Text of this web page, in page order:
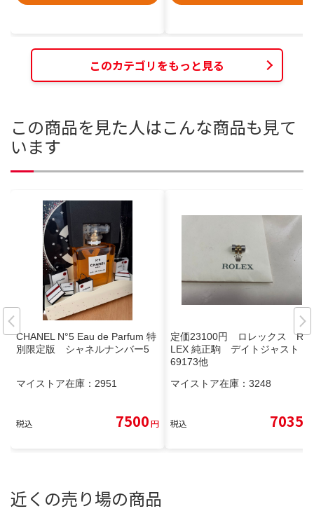
このカテゴリをもっと見る
この商品を見た人はこんな商品も見て
います
CHANEL N°5 Eau de Parfum 特
別限定版 シャネルナンバー5
マイストア在庫： 2951
税込 7500円
定価23100円 ロレックス RO
LEX 純正駒 デイトジャスト
69173他
マイストア在庫： 3248
税込 7035
近くの売り場の商品